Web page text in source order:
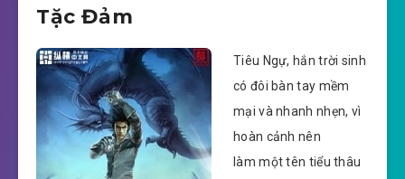
Tặc Đảm
Tiêu Ngự, hắn trời sinh
có đôi bàn tay mềm
mại và nhanh nhẹn, vì
hoàn cảnh nên
làm một tên tiểu thâu